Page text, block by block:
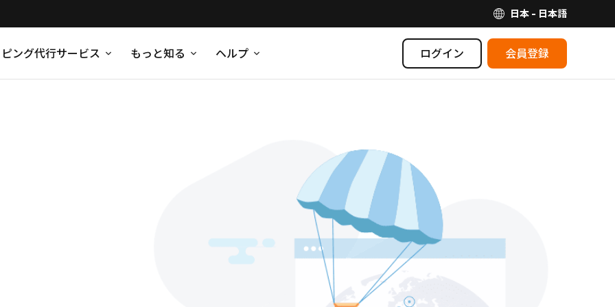
日本 - 日本語
ング代行サービス もっと知る ヘルプ ログイン 会員登録